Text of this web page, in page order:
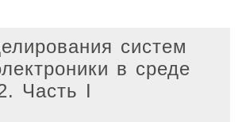
систем
в среде
Часть I